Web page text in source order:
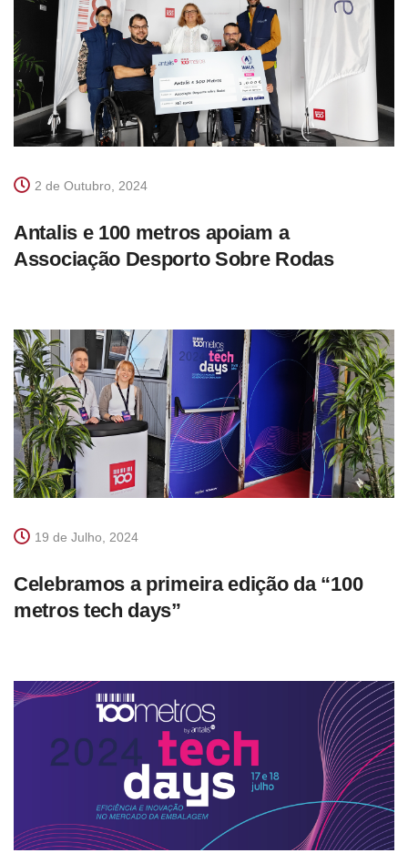
2 de Outubro, 2024
Antalis e 100 metros apoiam a
Associação Desporto Sobre Rodas
19 de Julho, 2024
Celebramos a primeira edição da “100
metros tech days”